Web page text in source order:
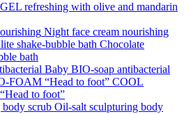
refreshing with olive and mandarin
Night face cream nourishing
Chocolate
bath
Baby BІO-soap antibacterial
COOL
to foot”
Oil-salt sculpturing body